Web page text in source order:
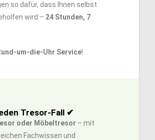
so dafür, dass Ihnen selbst
wird – 24 Stunden, 7
um-die-Uhr Service!
Tresor-Fall ✔
oder Möbeltresor – mit
Fachwissen und